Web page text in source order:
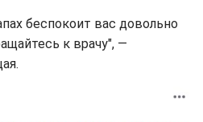
беспокоит вас довольно
к врачу", —